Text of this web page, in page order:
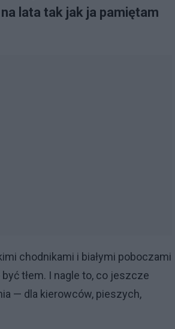
lata tak jak ja pamiętam
chodnikami i białymi poboczami
tłem. I nagle to, co jeszcze
— dla kierowców, pieszych,